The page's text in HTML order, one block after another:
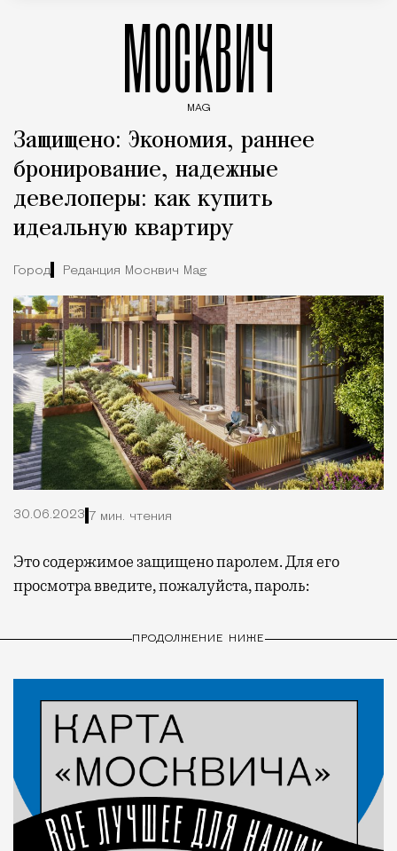
МОСКВИЧ
MAG
Защищено: Экономия, раннее
бронирование, надежные
девелоперы: как купить
идеальную квартиру
Город Редакция Москвич Mag
30.06.2023 7 мин. чтения
Это содержимое защищено паролем. Для его
просмотра введите, пожалуйста, пароль:
ПРОДОЛЖЕНИЕ НИЖЕ